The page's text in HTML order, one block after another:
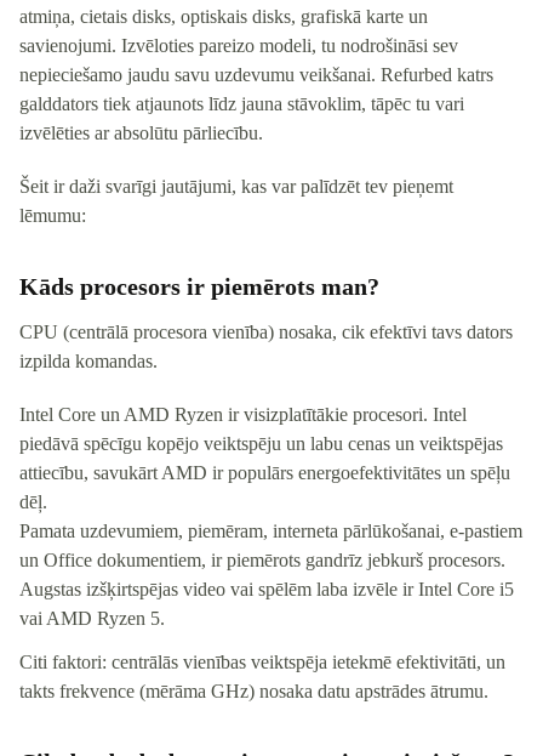
atmiņa, cietais disks, optiskais disks, grafiskā karte un
savienojumi. Izvēloties pareizo modeli, tu nodrošināsi sev
nepieciešamo jaudu savu uzdevumu veikšanai. Refurbed katrs
galddators tiek atjaunots līdz jauna stāvoklim, tāpēc tu vari
izvēlēties ar absolūtu pārliecību.
Šeit ir daži svarīgi jautājumi, kas var palīdzēt tev pieņemt
lēmumu:
Kāds procesors ir piemērots man?
CPU (centrālā procesora vienība) nosaka, cik efektīvi tavs dators
izpilda komandas.
Intel Core un AMD Ryzen ir visizplatītākie procesori. Intel
piedāvā spēcīgu kopējo veiktspēju un labu cenas un veiktspējas
attiecību, savukārt AMD ir populārs energoefektivitātes un spēļu
dēļ.
Pamata uzdevumiem, piemēram, interneta pārlūkošanai, e-pastiem
un Office dokumentiem, ir piemērots gandrīz jebkurš procesors.
Augstas izšķirtspējas video vai spēlēm laba izvēle ir Intel Core i5
vai AMD Ryzen 5.
Citi faktori: centrālās vienības veiktspēja ietekmē efektivitāti, un
takts frekvence (mērāma GHz) nosaka datu apstrādes ātrumu.